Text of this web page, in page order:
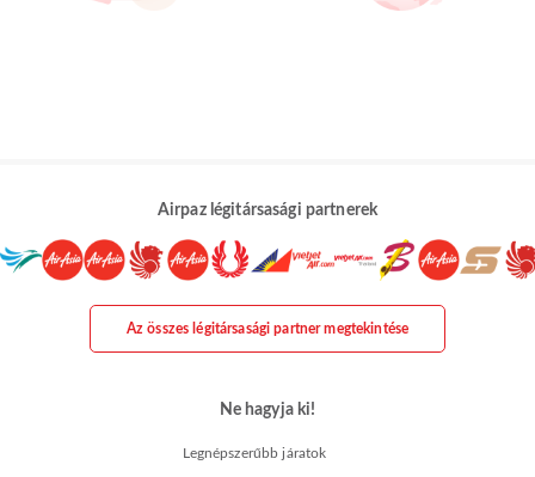
Airpaz légitársasági partnerek
Az összes légitársasági partner megtekintése
Ne hagyja ki!
Legnépszerűbb járatok